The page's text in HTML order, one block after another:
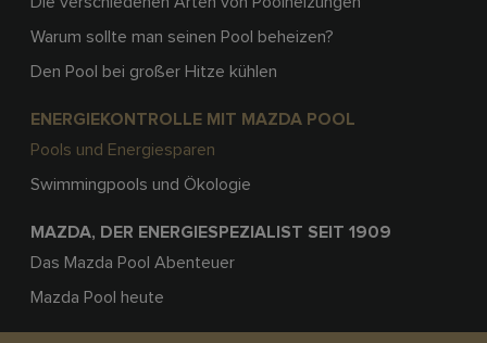
Warum sollte man seinen Pool beheizen?
Den Pool bei großer Hitze kühlen
ENERGIEKONTROLLE MIT MAZDA POOL
Pools und Energiesparen
Swimmingpools und Ökologie
MAZDA, DER ENERGIESPEZIALIST SEIT 1909
Das Mazda Pool Abenteuer
Mazda Pool heute